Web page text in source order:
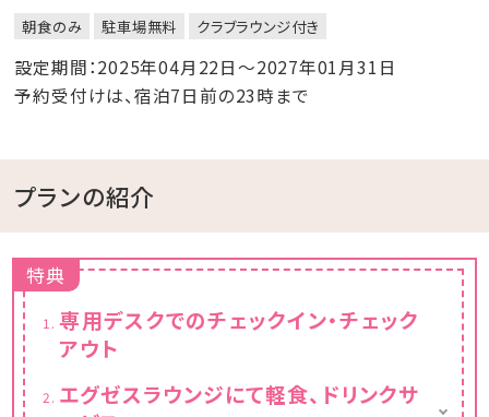
朝食のみ 駐車場無料 クラブラウンジ付き
設定期間：2025年04月22日～2027年01月31日
予約受付けは、宿泊7日前の23時まで
プランの紹介
特典
専用デスクでのチェックイン・チェック
アウト
エグゼスラウンジにて軽食、ドリンクサ